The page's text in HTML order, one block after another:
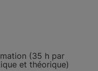
(35 h par
et théorique)